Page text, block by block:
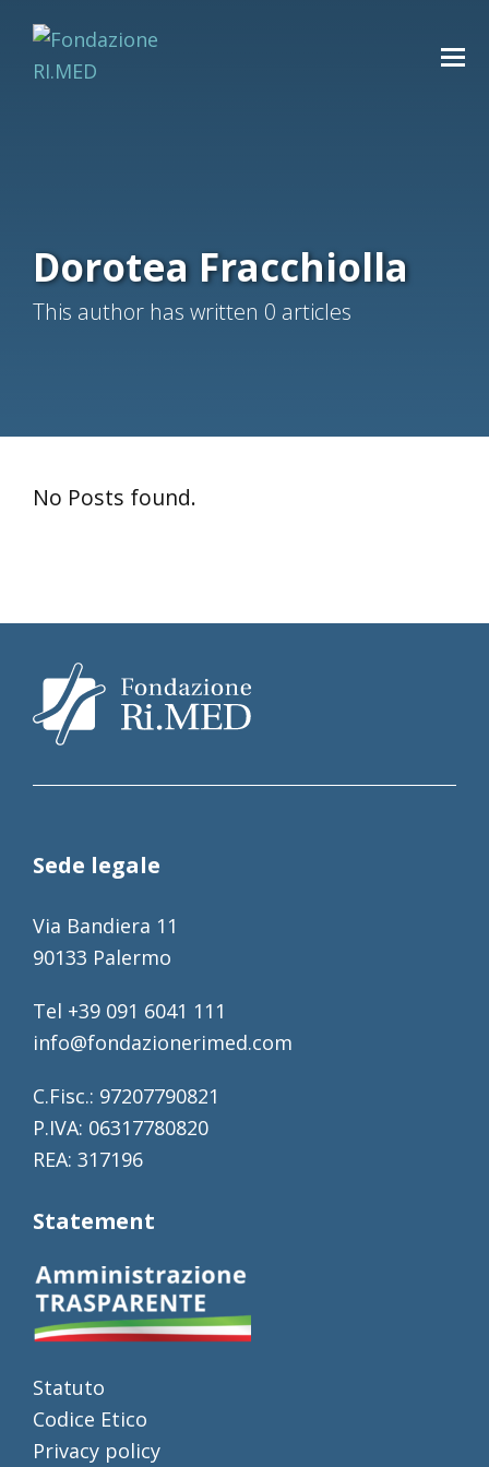
Dorotea Fracchiolla
This author has written 0 articles
No Posts found.
Sede legale
Via Bandiera 11
90133 Palermo
Tel +39 091 6041 111
info@fondazionerimed.com
C.Fisc.: 97207790821
P.IVA: 06317780820
REA: 317196
Statement
Statuto
Codice Etico
Privacy policy